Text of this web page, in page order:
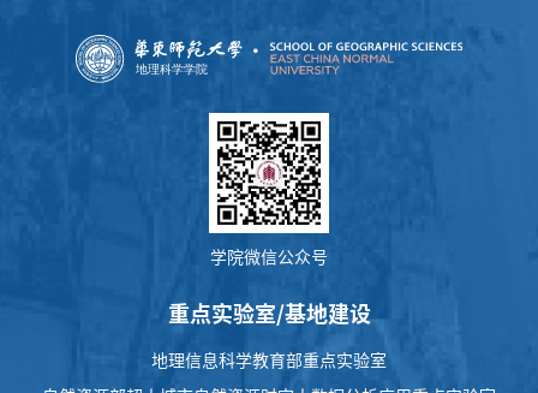
学院微信公众号
重点实验室/基地建设
地理信息科学教育部重点实验室